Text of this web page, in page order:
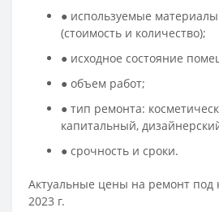
● используемые
(стоимость и количество);
● исходное состояние
● объем работ;
● тип ремонта:
капитальный,
● срочность и сроки.
Актуальные цены на ремонт под
2023 г.